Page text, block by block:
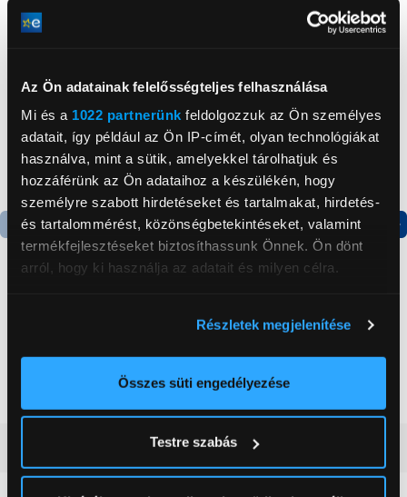
Az Ön adatainak felelősségteljes felhasználása
Mi és a 1022 partnerünk feldolgozzuk az Ön személyes
adatait, így például az Ön IP-címét, olyan technológiákat
használva, mint a sütik, amelyekkel tárolhatjuk és
hozzáférünk az Ön adataihoz a készülékén, hogy
személyre szabott hirdetéseket és tartalmakat, hirdetés-
és tartalommérést, közönségbetekintéseket, valamint
termékfejlesztéseket biztosíthassunk Önnek. Ön dönt
arról, hogy ki használja az adatait és milyen célra.
elhelyezkedéséről pár méteres pontossággal
Az Ön készülékén beazonosítása annak konkrét
módjairól és adja meg preferenciáit aRészletek
pontban. Bármikor módosíthatja vagy visszavonhatja a
Sütinyilatkozathoz való hozzájárulását.
Részletek megjelenítése
Összes süti engedélyezése
Testre szabás
Termék adatlap Termék adatlap
Alulfagyasztós
179 999 Ft
(0)